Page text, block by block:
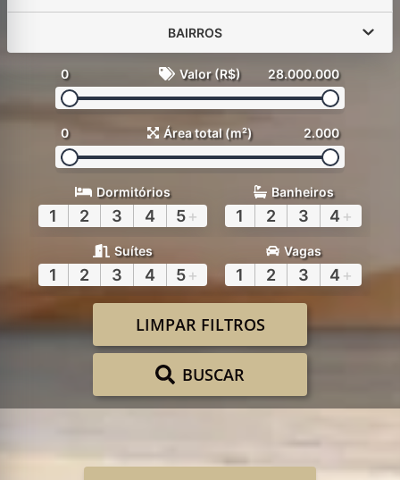
BAIRROS
0 Valor (R$) 28.000.000
0 Área total (m²) 2.000
Dormitórios
1 2 3 4 5+
Banheiros
1 2 3 4 +
Suítes
1 2 3 4 5+
Vagas
1 2 3 4 +
LIMPAR FILTROS
BUSCAR